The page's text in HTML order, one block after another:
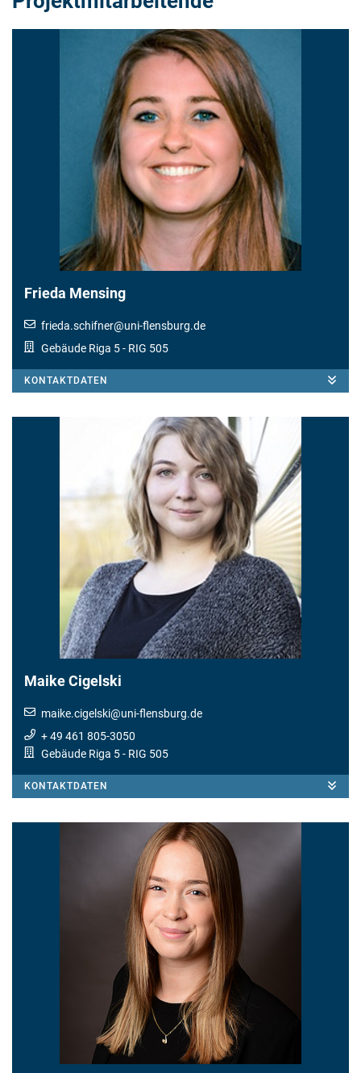
Frieda Mensing
frieda.schifner@uni-flensburg.de
Gebäude Riga 5- RIG 505
KONTAKTDATEN
Maike Cigelski
maike.cigelski@uni-flensburg.de
+ 49 461 805-3050
Gebäude Riga 5- RIG 505
KONTAKTDATEN